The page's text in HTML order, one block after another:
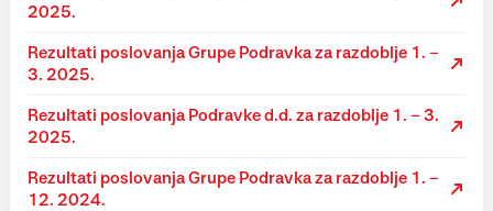
2025.
Rezultati poslovanja Grupe Podravka za razdoblje 1. –
3. 2025.
Rezultati poslovanja Podravke d.d. za razdoblje 1. – 3.
2025.
Rezultati poslovanja Grupe Podravka za razdoblje 1. –
12. 2024.